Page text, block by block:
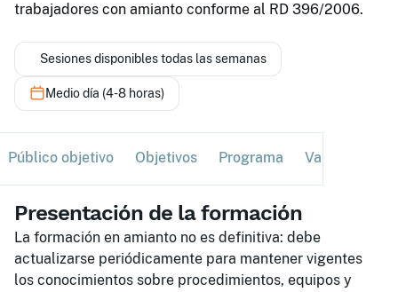
trabajadores con amianto conforme al RD 396/2006.
Sesiones disponibles todas las semanas
Medio día (4-8 horas)
Público objetivo Objetivos Programa Validación
Presentación de la formación
La formación en amianto no es definitiva: debe
actualizarse periódicamente para mantener vigentes
los conocimientos sobre procedimientos, equipos y